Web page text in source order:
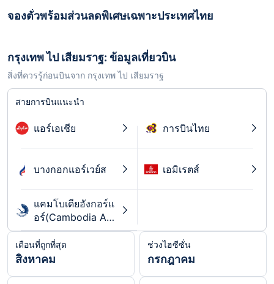
จองตั๋วพร้อมส่วนลดพิเศษเฉพาะประเทศไทย
กรุงเทพ ไป เสียมราฐ: ข้อมูลเที่ยวบิน
สิ่งที่ควรรู้ก่อนบินจาก กรุงเทพ ไป เสียมราฐ
สายการบินแนะนำ
แอร์เอเชีย การบินไทย
บางกอกแอร์เวย์ส เอมิเรตส์
แคมโบเดียอังกอร์แ
อร์(Cambodia Ang
kor Air)
เดือนที่ถูกที่สุด
สิงหาคม
ช่วงไฮซีซั่น
กรกฎาคม